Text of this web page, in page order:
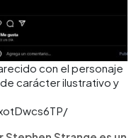
con el personaje
carácter ilustrativo y